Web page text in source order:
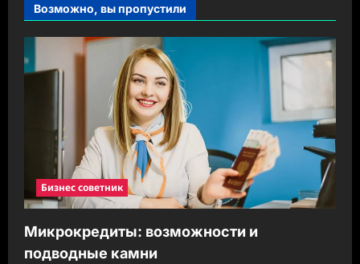
Возможно, вы пропустили
Бизнес советник
Микрокредиты: возможности и
подводные камни